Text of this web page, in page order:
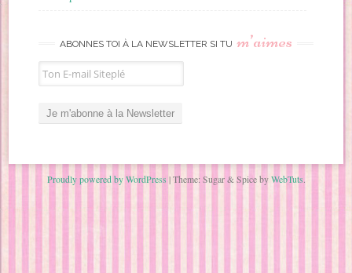
ABONNES TOI À LA NEWSLETTER SI TU m’aimes
Proudly powered by WordPress |Theme: Sugar & Spice byWebTuts.